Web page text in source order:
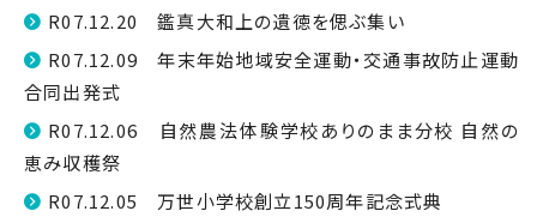
R07.12.20 鑑真大和上の遺徳を偲ぶ集い
R07.12.09 年末年始地域安全運動・交通事故防止運動
合同出発式
R07.12.06 自然農法体験学校ありのまま分校 自然の
恵み収穫祭
R07.12.05 万世小学校創立150周年記念式典